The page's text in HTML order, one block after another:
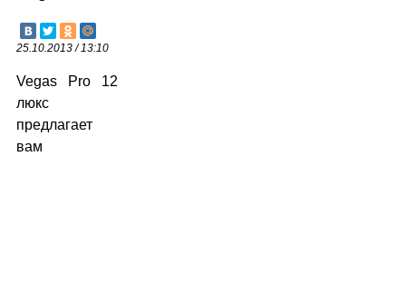
Новинки
25.10.2013 / 13:10
Vegas Pro 12
люкс
предлагает
вам